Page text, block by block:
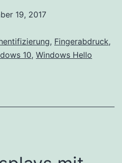
19, 2017
, Fingerabdruck,
10, Windows Hello